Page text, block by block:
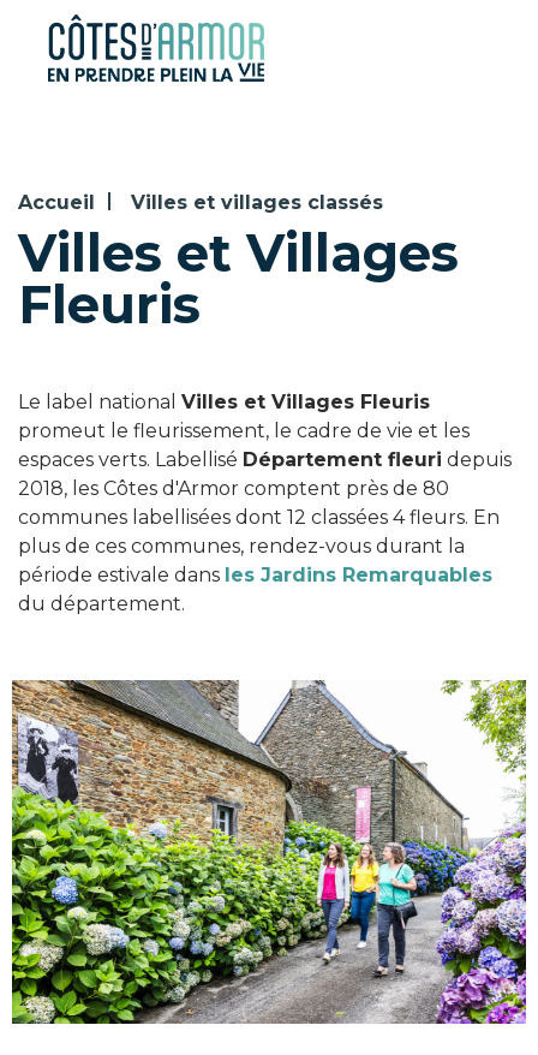
Panneau de gestion des cookies
Accueil Villes et villages classés
Villes et Villages
Fleuris
Le label national Villes et Villages Fleuris
promeut le fleurissement, le cadre de vie et les
espaces verts. Labellisé Département fleuri depuis
2018, les Côtes d'Armor comptent près de 80
communes labellisées dont 12 classées 4 fleurs. En
plus de ces communes, rendez-vous durant la
période estivale dans les Jardins Remarquables
du département.